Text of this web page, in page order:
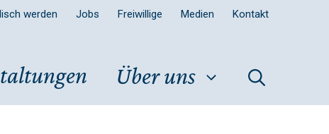
werden Jobs Freiwillige Medien Kontakt
Über uns